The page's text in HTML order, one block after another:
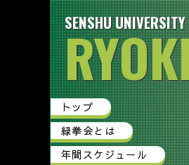
SENSHU
トップ
緑拳会とは
年間スケジュール